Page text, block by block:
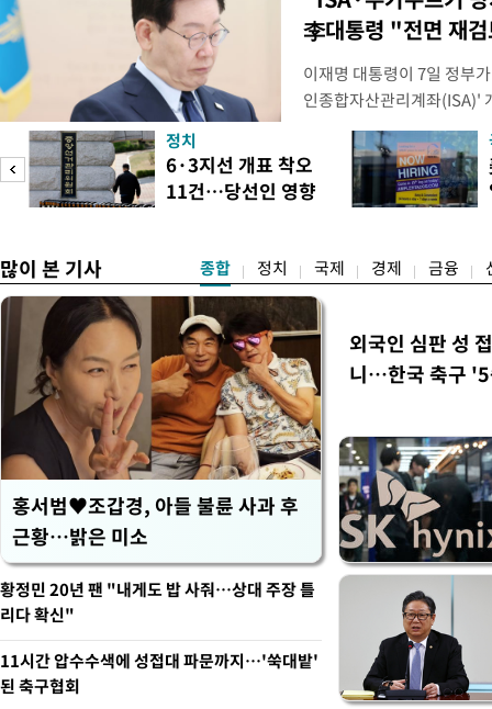
李대통령 "전면 재
이재명 대통령이 7일 정부
인종합자산관리계좌(ISA)'
안'을 전면 재검토 할 것을
들과의 상황 점검 회의에서
지법안을 둘러싼 투자자들
았다. 이 자리에서 이 대통
정치
6·3지선 개표 착오
11건…당선인 영향
많이 본 기사 종합 정치 국제 경제 금융
홍서범♥조갑경, 아들 불륜 사과 후
근황…밝은 미소
외국인 심판 성
니…한국 축구
황정민 20년 팬 "내게도 밥 사줘…상대 주장 틀
리다 확신"
11시간 압수수색에 성접대 파문까지…'쑥대밭'
된 축구협회